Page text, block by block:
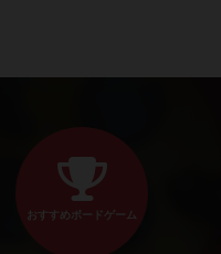
おすすめボードゲーム